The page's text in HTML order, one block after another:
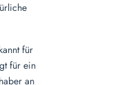
für
für ein
an